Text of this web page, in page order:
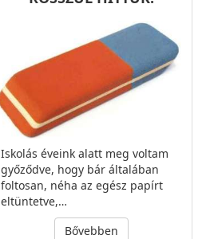
Iskolás éveink alatt meg voltam
győződve, hogy bár általában
foltosan, néha az egész papírt
eltüntetve,…
Bővebben